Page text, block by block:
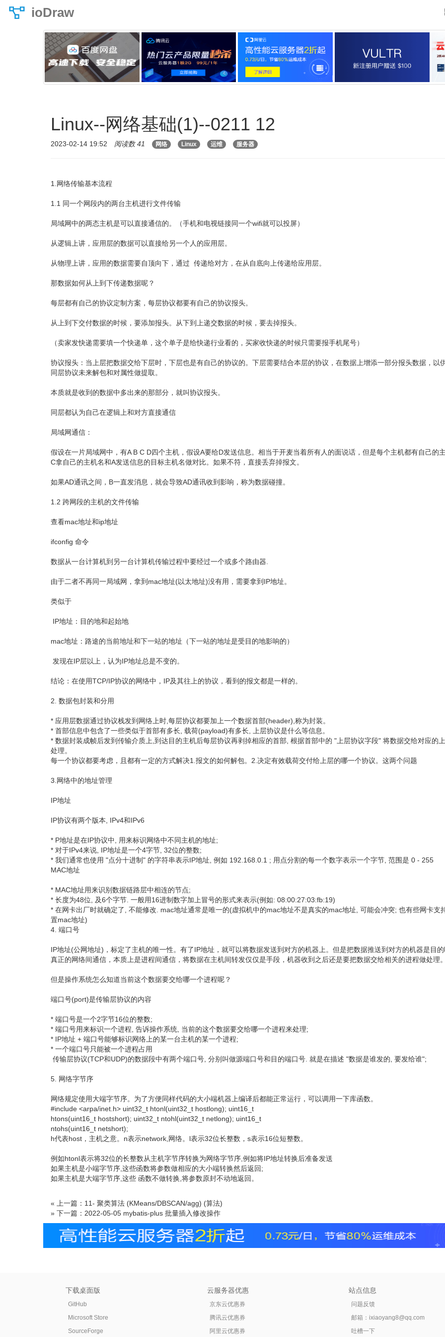
ioDraw
Linux--网络基础(1)--0211 12
2023-02-14 19:52 阅读数 41 网络 Linux 运维 服务器
1.网络传输基本流程
1.1 同一个网段内的两台主机进行文件传输
局域网中的两态主机是可以直接通信的。（手机和电视链接同一个wifi就可以投屏）
从逻辑上讲，应用层的数据可以直接给另一个人的应用层。
从物理上讲，应用的数据需要自顶向下，通过 传递给对方，在从自底向上传递给应用层。
那数据如何从上到下传递数据呢？
每层都有自己的协议定制方案，每层协议都要有自己的协议报头。
从上到下交付数据的时候，要添加报头。从下到上递交数据的时候，要去掉报头。
（卖家发快递需要填一个快递单，这个单子是给快递行业看的，买家收快递的时候只需要报手机尾号）
协议报头：当上层把数据交给下层时，下层也是有自己的协议的。下层需要结合本层的协议，在数据上增添一部分报头数据，以
同层协议未来解包和对属性做提取。
本质就是收到的数据中多出来的那部分，就叫协议报头。
同层都认为自己在逻辑上和对方直接通信
局域网通信：
假设在一片局域网中，有A B C D四个主机，假设A要给D发送信息。相当于开麦当着所有人的面说话，但是每个主机都有自己的
C拿自己的主机名和A发送信息的目标主机名做对比。如果不符，直接丢弃掉报文。
如果AD通讯之间，B一直发消息，就会导致AD通讯收到影响，称为数据碰撞。
1.2 跨网段的主机的文件传输
查看mac地址和ip地址
ifconfig 命令
数据从一台计算机到另一台计算机传输过程中要经过一个或多个路由器.
由于二者不再同一局域网，拿到mac地址(以太地址)没有用，需要拿到IP地址。
类似于
IP地址：目的地和起始地
mac地址：路途的当前地址和下一站的地址（下一站的地址是受目的地影响的）
发现在IP层以上，认为IP地址总是不变的。
结论：在使用TCP/IP协议的网络中，IP及其往上的协议，看到的报文都是一样的。
2. 数据包封装和分用
* 应用层数据通过协议栈发到网络上时,每层协议都要加上一个数据首部(header),称为封装。
* 首部信息中包含了一些类似于首部有多长, 载荷(payload)有多长, 上层协议是什么等信息。
* 数据封装成帧后发到传输介质上,到达目的主机后每层协议再剥掉相应的首部, 根据首部中的 "上层协议字段" 将数据交给对应的
处理。
每一个协议都要考虑，且都有一定的方式解决1.报文的如何解包。2.决定有效载荷交付给上层的哪一个协议。这两个问题
3.网络中的地址管理
IP地址
IP协议有两个版本, IPv4和IPv6
* P地址是在IP协议中, 用来标识网络中不同主机的地址;
* 对于IPv4来说, IP地址是一个4字节, 32位的整数;
* 我们通常也使用 "点分十进制" 的字符串表示IP地址, 例如 192.168.0.1 ; 用点分割的每一个数字表示一个字节, 范围是 0 - 255
MAC地址
* MAC地址用来识别数据链路层中相连的节点;
* 长度为48位, 及6个字节. 一般用16进制数字加上冒号的形式来表示(例如: 08:00:27:03:fb:19)
* 在网卡出厂时就确定了, 不能修改. mac地址通常是唯一的(虚拟机中的mac地址不是真实的mac地址, 可能会冲突; 也有些网卡支
置mac地址)
4. 端口号
IP地址(公网地址)，标定了主机的唯一性。有了IP地址，就可以将数据发送到对方的机器上。但是把数据推送到对方的机器是目
真正的网络间通信，本质上是进程间通信，将数据在主机间转发仅仅是手段，机器收到之后还是要把数据交给相关的进程做处理
但是操作系统怎么知道当前这个数据要交给哪一个进程呢？
端口号(port)是传输层协议的内容
* 端口号是一个2字节16位的整数;
* 端口号用来标识一个进程, 告诉操作系统, 当前的这个数据要交给哪一个进程来处理;
* IP地址 + 端口号能够标识网络上的某一台主机的某一个进程;
* 一个端口号只能被一个进程占用
传输层协议(TCP和UDP)的数据段中有两个端口号, 分别叫做源端口号和目的端口号. 就是在描述 "数据是谁发的, 要发给谁";
5. 网络字节序
网络规定使用大端字节序。为了方便同样代码的大小端机器上编译后都能正常运行，可以调用一下库函数。
#include <arpa/inet.h> uint32_t htonl(uint32_t hostlong); uint16_t
htons(uint16_t hostshort); uint32_t ntohl(uint32_t netlong); uint16_t
ntohs(uint16_t netshort);
h代表host，主机之意。n表示network,网络。l表示32位长整数，s表示16位短整数。
例如htonl表示将32位的长整数从主机字节序转换为网络字节序,例如将IP地址转换后准备发送
如果主机是小端字节序,这些函数将参数做相应的大小端转换然后返回;
如果主机是大端字节序,这些 函数不做转换,将参数原封不动地返回。
« 上一篇：11- 聚类算法 (KMeans/DBSCAN/agg) (算法)
» 下一篇：2022-05-05 mybatis-plus 批量插入修改操作
下载桌面版
GitHub
Microsoft Store
SourceForge
云服务器优惠
京东云优惠券
腾讯云优惠券
阿里云优惠券
站点信息
问题反馈
邮箱： ixiaoyang8@qq.com
吐槽一下